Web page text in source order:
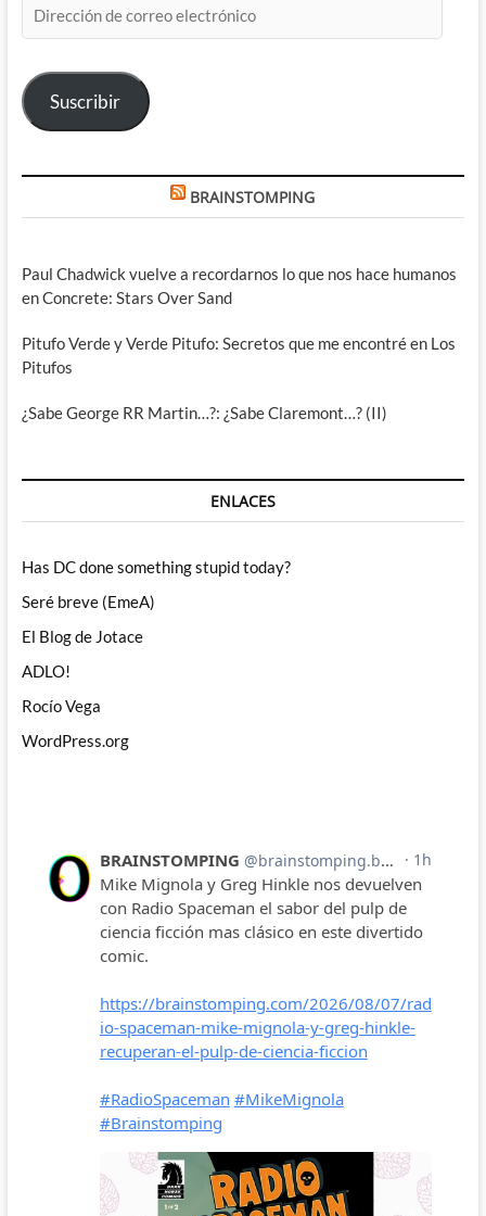
de
electrónico
Suscribir
BRAINSTOMPING
Paul Chadwick vuelve a recordarnos lo que nos hace humanos
en Concrete: Stars Over Sand
Pitufo Verde y Verde Pitufo: Secretos que me encontré en Los
Pitufos
¿Sabe George RR Martin…?: ¿Sabe Claremont…? (II)
ENLACES
Has DC done something stupid today?
Seré breve (EmeA)
El Blog de Jotace
ADLO!
Rocío Vega
WordPress.org